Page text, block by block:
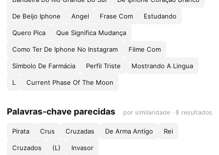
De Beijo Iphone Angel Frase Com Estudando
Quero Pica Que Significa Mudança
Como Ter De Iphone No Instagram Filme Com
Símbolo De Farmácia Perfil Triste Mostrando A Lingua
L Current Phase Of The Moon
Palavras-chave parecidas por similaridade · 8 resultados
Pirata Crus Cruzadas De Arma Antigo Rei
Cruzados (L) Invasor